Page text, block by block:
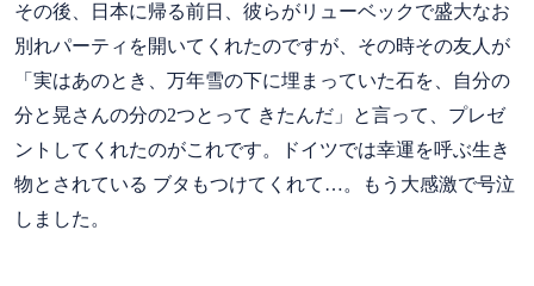
その後、日本に帰る前日、彼らがリューベックで盛大なお
別れパーティを開いてくれたのですが、その時その友人が
「実はあのとき、万年雪の下に埋まっていた石を、自分の
分と晃さんの分の2つとって きたんだ」と言って、プレゼ
ントしてくれたのがこれです。ドイツでは幸運を呼ぶ生き
物とされている ブタもつけてくれて…。もう大感激で号泣
しました。